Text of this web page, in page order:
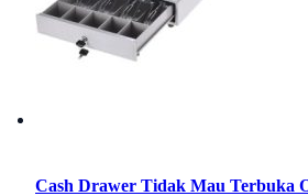
Cash Drawer Tidak Mau Terbuka